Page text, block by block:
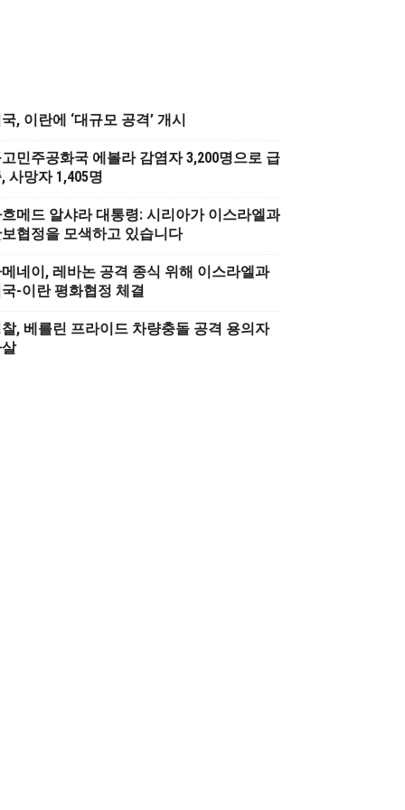
, 이란에 ‘대규모 공격’ 개시
민주공화국 에볼라 감염자 3,200명으로 급
사망자 1,405명
메드 알샤라 대통령: 시리아가 이스라엘과
협정을 모색하고 있습니다
네이, 레바논 공격 종식 위해 이스라엘과
-이란 평화협정 체결
, 베를린 프라이드 차량충돌 공격 용의자